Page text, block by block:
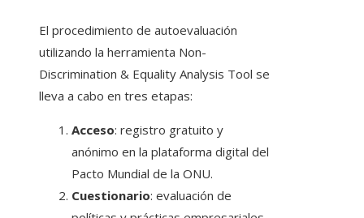
El procedimiento de autoevaluación
utilizando la herramienta Non-
Discrimination & Equality Analysis Tool se
lleva a cabo en tres etapas:
Acceso: registro gratuito y
anónimo en la plataforma digital del
Pacto Mundial de la ONU.
Cuestionario: evaluación de